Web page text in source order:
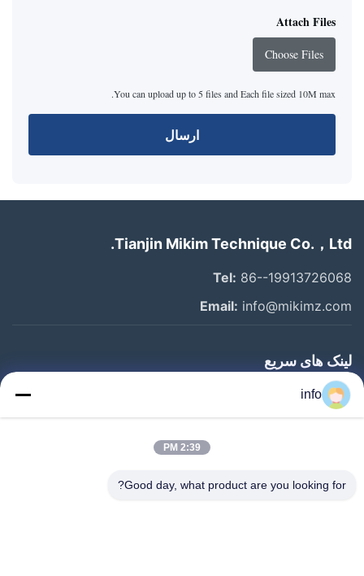
Attach Files
Choose Files
You can upload up to 5 files and Each file sized 10M max.
ارسال
Tianjin Mikim Technique Co.，Ltd.
Tel: 86--19913726068
Email: info@mikimz.com
لینک های سریع
خانه
محصولات
درباره ما
info
2:39 PM
Good day, what product are you looking for?